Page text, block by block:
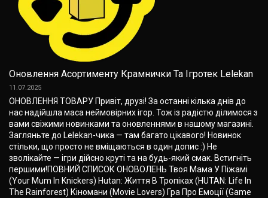
Оновлення Асортименту Крамнички Та Ігротек Lelekan
11.07.2025
ОНОВЛЕННЯ ТОВАРУ Привіт, друзі! За останні кілька днів до
нас надійшла маса неймовірних ігор. Тож із радістю ділимося з
вами свіжими новинками та оновленнями в нашому магазині.
Загляньте до Lelekan-чика — там багато цікавого! Новинок
стільки, що просто не вміщаються в один допис :) Не
зволікайте — ігри дійсно круті та на будь-який смак. Встигніть
першими!ПОВНИЙ СПИСОК ОНОВОЛЕНЬ Твоя Мама У Піжамі
(Your Mum In Knickers) Hutan: Життя В Тропіках (HUTAN: Life In
The Rainforest) Кіномани (Movie Lovers) Гра Про Емоції (Game